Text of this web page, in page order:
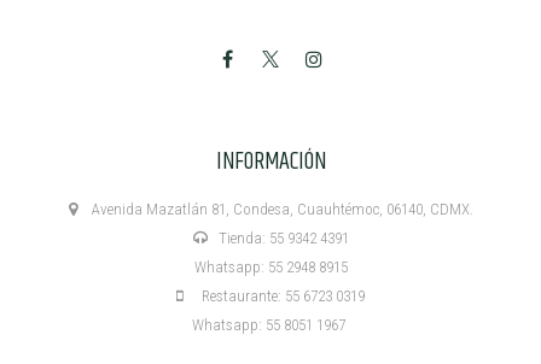
INFORMACIÓN
Avenida Mazatlán 81, Condesa, Cuauhtémoc, 06140, CDMX.
Tienda: 55 9342 4391
Whatsapp: 55 2948 8915
Restaurante: 55 6723 0319
Whatsapp: 55 8051 1967